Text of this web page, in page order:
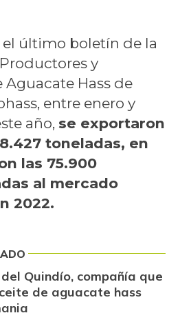
último boletín de la
y
Aguacate Hass de
entre enero y
año, se exportaron
toneladas, en
las 75.900
al mercado
2022.
Quindío, compañía que
de aguacate hass